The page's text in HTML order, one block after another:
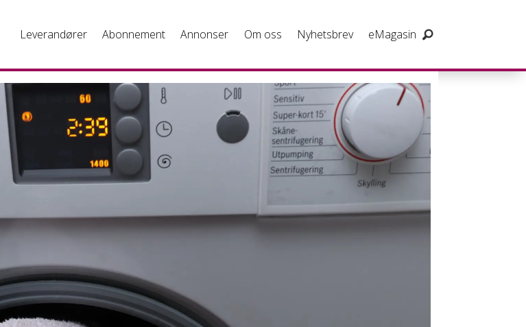
Leverandører Abonnement Annonser Om oss Nyhetsbrev eMagasin